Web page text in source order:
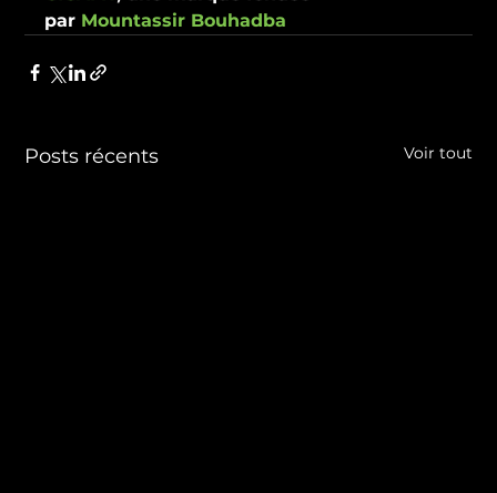
par Mountassir Bouhadba
Posts récents Voir tout